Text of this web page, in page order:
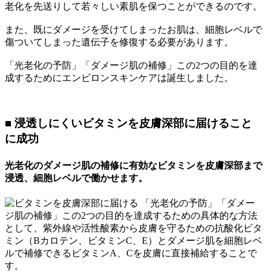
老化を先送りして若々しい素肌を保つことができるのです。
また、既にダメージを受けてしまったお肌は、細胞レベルで
傷ついてしまった遺伝子を修復する必要があります。
「光老化の予防」「ダメージ肌の補修」この2つの目的を達
成するためにエンビロンスキンケアは誕生しました。
■ 浸透しにくいビタミンを皮膚深部に届けること
に成功
光老化のダメージ肌の補修に有効なビタミンを皮膚深部まで
浸透、細胞レベルで働かせます。
「光老化の予防」「ダメー
ジ肌の補修」この2つの目的を達成するための具体的な方法
として、紫外線や活性酸素から皮膚を守るための抗酸化ビタ
ミン（Bカロテン、ビタミンC、E）とダメージ肌を細胞レベ
ルで補修できるビタミンA、Cを皮膚に直接補給することで
す。